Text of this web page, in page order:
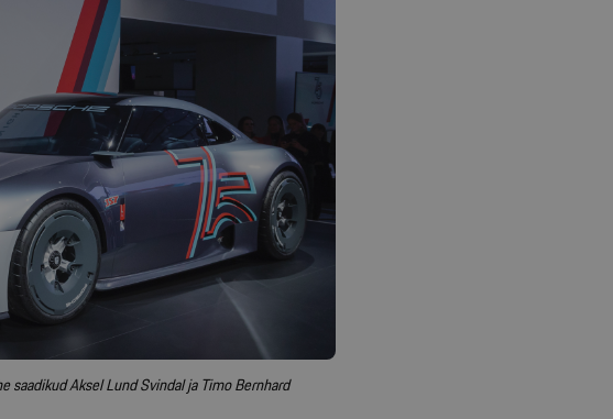
Aksel Lund Svindal ja Timo Bernhard